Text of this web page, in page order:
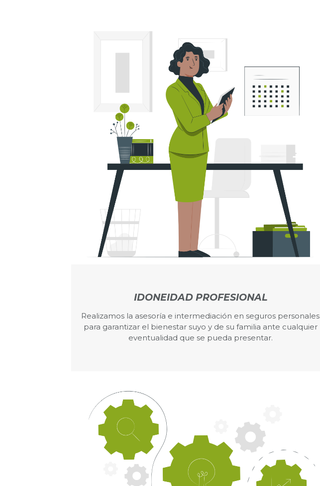
IDONEIDAD PROFESIONAL
Realizamos la asesoría e intermediación en seguros personales
para garantizar el bienestar suyo y de su familia ante cualquier
eventualidad que se pueda presentar.